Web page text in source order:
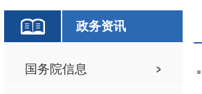
政务资讯
国务院信息